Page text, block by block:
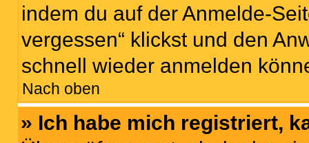
indem du auf der Anmelde-
vergessen“ klickst und den
schnell wieder anmelden
Nach oben
» Ich habe mich registriert,